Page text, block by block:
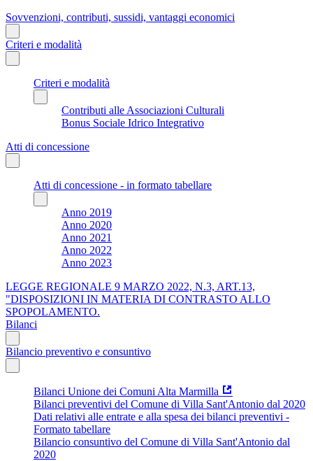
Sovvenzioni, contributi, sussidi, vantaggi economici
Criteri e modalità
Criteri e modalità
Contributi alle Associazioni Culturali
Bonus Sociale Idrico Integrativo
Atti di concessione
Atti di concessione - in formato tabellare
Anno 2019
Anno 2020
Anno 2021
Anno 2022
Anno 2023
LEGGE REGIONALE 9 MARZO 2022, N.3, ART.13,
"DISPOSIZIONI IN MATERIA DI CONTRASTO ALLO
SPOPOLAMENTO.
Bilanci
Bilancio preventivo e consuntivo
Bilanci Unione dei Comuni Alta Marmilla
Bilanci preventivi del Comune di Villa Sant'Antonio dal 2020
Dati relativi alle entrate e alla spesa dei bilanci preventivi -
Formato tabellare
Bilancio consuntivo del Comune di Villa Sant'Antonio dal
2020